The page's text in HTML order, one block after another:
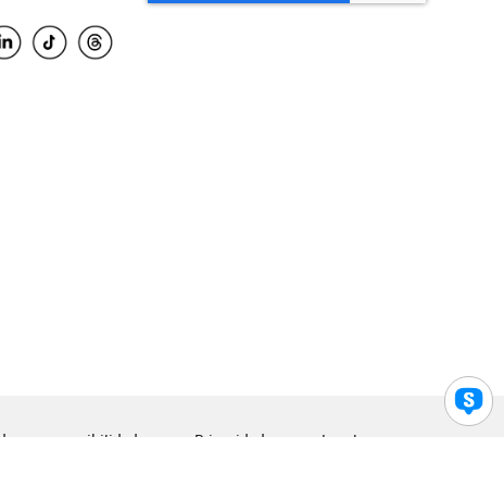
para accesibilidad Privacidad Legal